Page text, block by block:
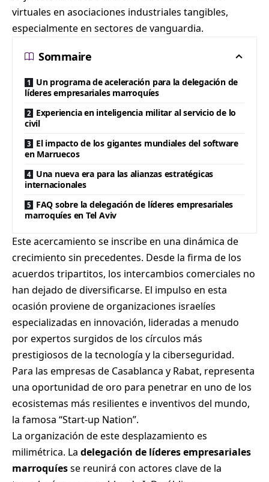
virtuales en asociaciones industriales tangibles,
especialmente en sectores de vanguardia.
Sommaire
Un programa de aceleración para la delegación de
líderes empresariales marroquíes
Experiencia en inteligencia militar al servicio de lo
civil
El impacto de los gigantes mundiales del software
en Marruecos
Una nueva era para las alianzas estratégicas
internacionales
FAQ sobre la delegación de líderes empresariales
marroquíes en Tel Aviv
Este acercamiento se inscribe en una dinámica de
crecimiento sin precedentes. Desde la firma de los
acuerdos tripartitos, los intercambios comerciales no
han dejado de diversificarse. El impulso en esta
ocasión proviene de organizaciones israelíes
especializadas en innovación, lideradas a menudo
por expertos surgidos de los círculos más
prestigiosos de la tecnología y la ciberseguridad.
Para las empresas de Casablanca y Rabat, representa
una oportunidad de oro para penetrar en uno de los
ecosistemas más resilientes e inventivos del mundo,
la famosa “Start-up Nation”.
La organización de este desplazamiento es
milimétrica. La delegación de líderes empresariales
marroquíesse reunirá con actores clave de la